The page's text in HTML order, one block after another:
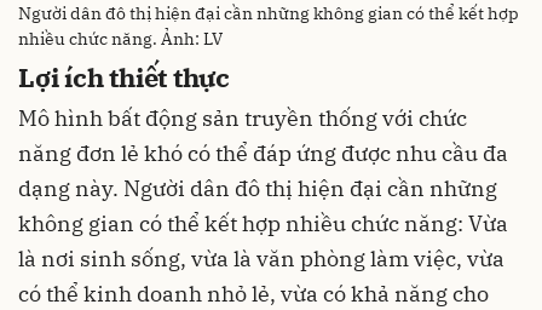
Người dân đô thị hiện đại cần những không gian có thể kết hợp
nhiều chức năng. Ảnh: LV
Lợi ích thiết thực
Mô hình bất động sản truyền thống với chức
năng đơn lẻ khó có thể đáp ứng được nhu cầu đa
dạng này. Người dân đô thị hiện đại cần những
không gian có thể kết hợp nhiều chức năng: Vừa
là nơi sinh sống, vừa là văn phòng làm việc, vừa
có thể kinh doanh nhỏ lẻ, vừa có khả năng cho